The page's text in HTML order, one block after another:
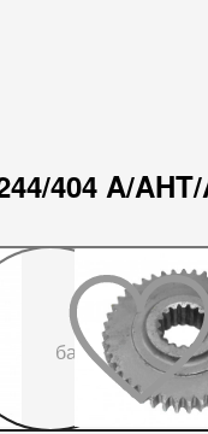
404 A/
До
бажаного